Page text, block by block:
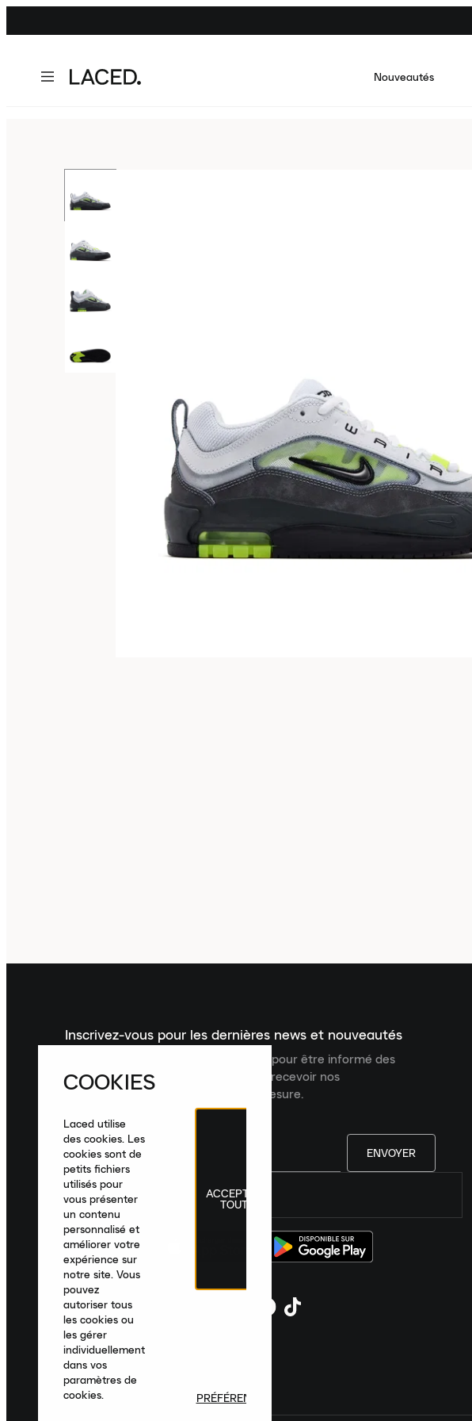
Nouveautés
Inscrivez-vous pour les dernières news et nouveautés
Inscrivez-vous à la newsletter Laced pour être informé des
dernières nouveautés, collections et recevoir nos
recommandations de produits sur mesure.
ENVOYER
France|Français
COOKIES
Laced utilise
des cookies. Les
cookies sont de
petits fichiers
utilisés pour
vous présenter
un contenu
personnalisé et
améliorer votre
expérience sur
notre site. Vous
pouvez
autoriser tous
les cookies ou
les gérer
individuellement
dans vos
paramètres de
cookies.
ACCEPTER
TOUT
PRÉFÉRENCES